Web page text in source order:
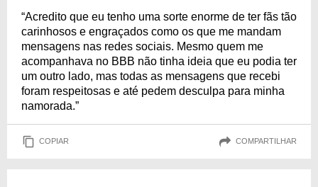
“Acredito que eu tenho uma sorte enorme de ter fãs tão
carinhosos e engraçados como os que me mandam
mensagens nas redes sociais. Mesmo quem me
acompanhava no BBB não tinha ideia que eu podia ter
um outro lado, mas todas as mensagens que recebi
foram respeitosas e até pedem desculpa para minha
namorada.”
COPIAR COMPARTILHAR